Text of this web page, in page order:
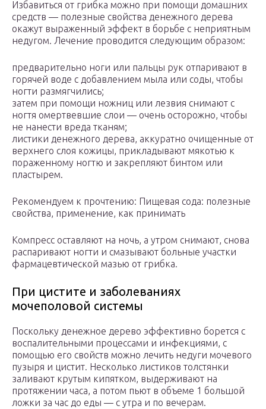
Избавиться от грибка можно при помощи домашних
средств — полезные свойства денежного дерева
окажут выраженный эффект в борьбе с неприятным
недугом. Лечение проводится следующим образом:
предварительно ноги или пальцы рук отпаривают в
горячей воде с добавлением мыла или соды, чтобы
ногти размягчились;
затем при помощи ножниц или лезвия снимают с
ногтя омертвевшие слои — очень осторожно, чтобы
не нанести вреда тканям;
листики денежного дерева, аккуратно очищенные от
верхнего слоя кожицы, прикладывают мякотью к
пораженному ногтю и закрепляют бинтом или
пластырем.
Рекомендуем к прочтению: Пищевая сода: полезные
свойства, применение, как принимать
Компресс оставляют на ночь, а утром снимают, снова
распаривают ногти и смазывают больные участки
фармацевтической мазью от грибка.
При цистите и заболеваниях
мочеполовой системы
Поскольку денежное дерево эффективно борется с
воспалительными процессами и инфекциями, с
помощью его свойств можно лечить недуги мочевого
пузыря и цистит. Несколько листиков толстянки
заливают крутым кипятком, выдерживают на
протяжении часа, а потом пьют в объеме 1 большой
ложки за час до еды — с утра и по вечерам.